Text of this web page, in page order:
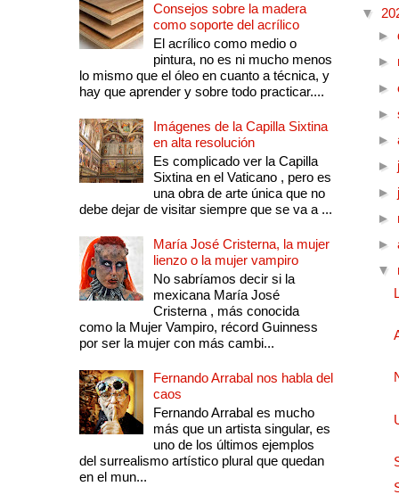
Consejos sobre la madera
como soporte del acrílico
El acrílico como medio o
pintura, no es ni mucho menos
lo mismo que el óleo en cuanto a técnica, y
hay que aprender y sobre todo practicar....
Imágenes de la Capilla Sixtina
en alta resolución
Es complicado ver la Capilla
Sixtina en el Vaticano , pero es
una obra de arte única que no
debe dejar de visitar siempre que se va a ...
María José Cristerna, la mujer
lienzo o la mujer vampiro
No sabríamos decir si la
mexicana María José
Cristerna , más conocida
como la Mujer Vampiro, récord Guinness
por ser la mujer con más cambi...
Fernando Arrabal nos habla del
caos
Fernando Arrabal es mucho
más que un artista singular, es
uno de los últimos ejemplos
del surrealismo artístico plural que quedan
en el mun...
▼
►
►
►
►
►
►
►
►
►
▼